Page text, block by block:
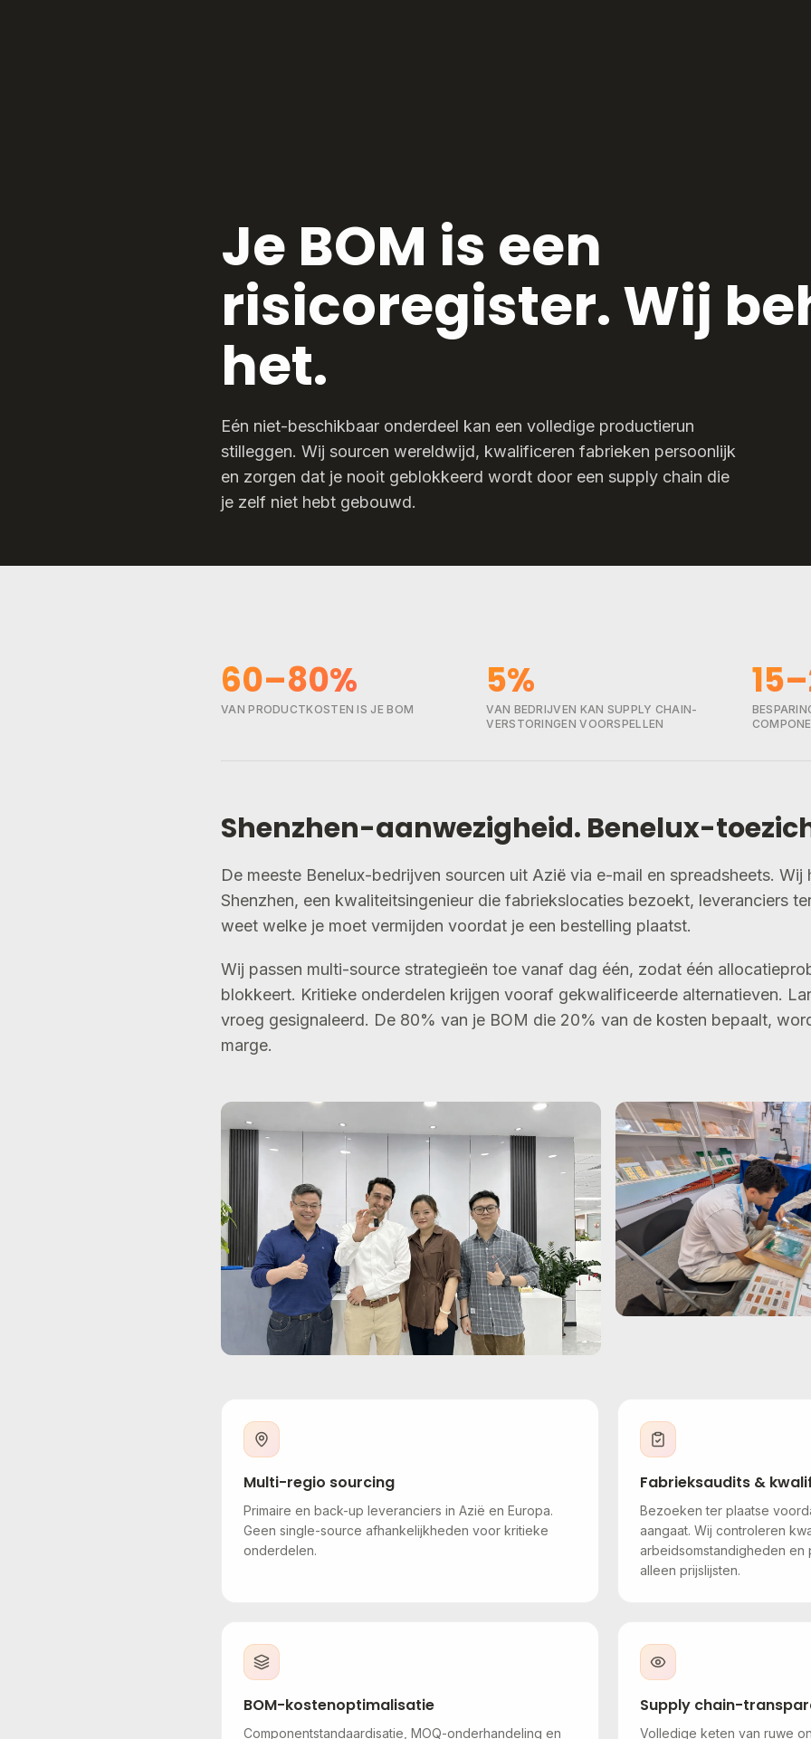
Je BOM is een
risicoregister. Wij
het.
Eén niet-beschikbaar onderdeel kan een volledige productierun
stilleggen. Wij sourcen wereldwijd, kwalificeren fabrieken persoonlijk
en zorgen dat je nooit geblokkeerd wordt door een supply chain die
je zelf niet hebt gebouwd.
60–80%
VAN PRODUCTKOSTEN IS JE BOM
5%
VAN BEDRIJVEN KAN SUPPLY CHAIN-
VERSTORINGEN VOORSPELLEN
Shenzhen-aanwezigheid. Benelux-
De meeste Benelux-bedrijven sourcen uit Azië via e-mail en spreadsheets. Wij
Shenzhen, een kwaliteitsingenieur die fabriekslocaties bezoekt, leveranciers
weet welke je moet vermijden voordat je een bestelling plaatst.
Wij passen multi-source strategieën toe vanaf dag één, zodat één
blokkeert. Kritieke onderdelen krijgen vooraf gekwalificeerde alternatieven.
vroeg gesignaleerd. De 80% van je BOM die 20% van de kosten bepaalt,
marge.
Multi-regio sourcing
Primaire en back-up leveranciers in Azië en Europa.
Geen single-source afhankelijkheden voor kritieke
onderdelen.
Fabrieksaudits &
Bezoeken ter plaatse
aangaat. Wij controleren
arbeidsomstandigheden
alleen prijslijsten.
BOM-kostenoptimalisatie
Componentstandaardisatie, MOQ-onderhandeling en
Supply chain-
Volledige keten van ruwe